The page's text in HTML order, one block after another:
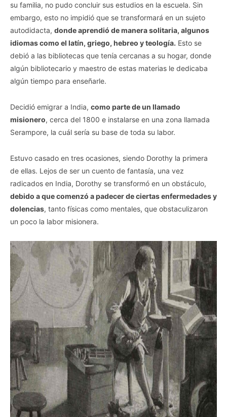
su familia, no pudo concluir sus estudios en la escuela. Sin
embargo, esto no impidió que se transformará en un sujeto
autodidacta, donde aprendió de manera solitaria, algunos
idiomas como el latín, griego, hebreo y teología. Esto se
debió a las bibliotecas que tenía cercanas a su hogar, donde
algún bibliotecario y maestro de estas materias le dedicaba
algún tiempo para enseñarle.
Decidió emigrar a India, como parte de un llamado
misionero, cerca del 1800 e instalarse en una zona llamada
Serampore, la cuál sería su base de toda su labor.
Estuvo casado en tres ocasiones, siendo Dorothy la primera
de ellas. Lejos de ser un cuento de fantasía, una vez
radicados en India, Dorothy se transformó en un obstáculo,
debido a que comenzó a padecer de ciertas enfermedades y
dolencias, tanto físicas como mentales, que obstaculizaron
un poco la labor misionera.